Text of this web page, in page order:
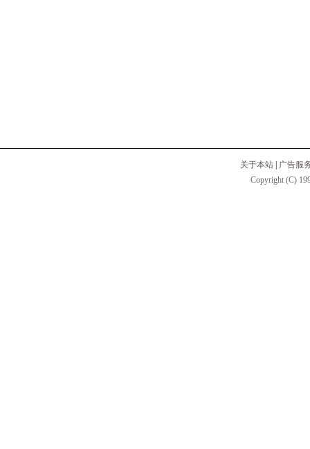
关于本站
广告服
Copyright (C)